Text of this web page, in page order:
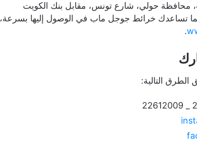
محافظة حولي، شارع تونس، مقابل بنك الكويت
كما تساعدك خرائط جوجل ماب في الوصول إليها بسرعة،
.
التالية: